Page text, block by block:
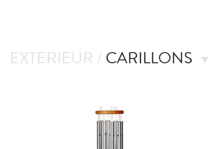
EXTERIEUR / CARILLONS